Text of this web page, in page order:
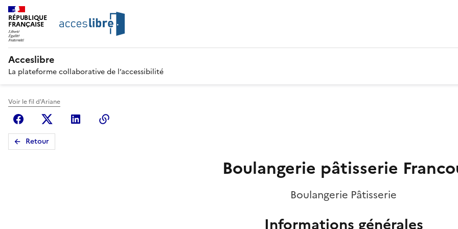
RÉPUBLIQUE
FRANÇAISE
Acceslibre
La plateforme collaborative de l’accessibilité
Voir le fil d'Ariane
FacebookX (anciennement Twitter)
Linkedin
Retour
Boulangerie pâtisserie
Boulangerie Pâtisserie
Informations générales